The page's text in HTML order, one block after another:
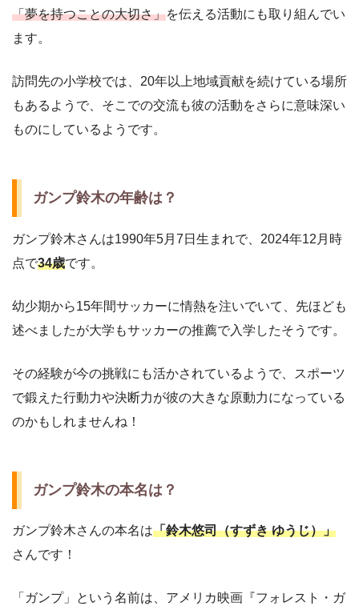
「夢を持つことの大切さ」を伝える活動にも取り組んでい
ます。
訪問先の小学校では、20年以上地域貢献を続けている場所
もあるようで、そこでの交流も彼の活動をさらに意味深い
ものにしているようです。
ガンプ鈴木の年齢は？
ガンプ鈴木さんは1990年5月7日生まれで、2024年12月時
点で34歳です。
幼少期から15年間サッカーに情熱を注いでいて、先ほども
述べましたが大学もサッカーの推薦で入学したそうです。
その経験が今の挑戦にも活かされているようで、スポーツ
で鍛えた行動力や決断力が彼の大きな原動力になっている
のかもしれませんね！
ガンプ鈴木の本名は？
ガンプ鈴木さんの本名は「鈴木悠司（すずき ゆうじ）」
さんです！
「ガンプ」という名前は、アメリカ映画『フォレスト・ガ